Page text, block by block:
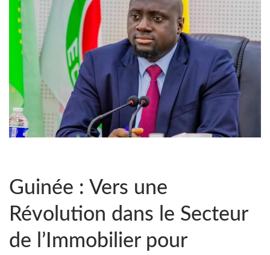
Guinée : Vers une
Révolution dans le Secteur
de l’Immobilier pour